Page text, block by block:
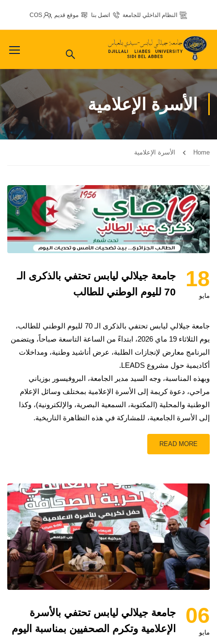
النظام الداخلي للجامعة اتصل بنا موقع قديم COS
الأسرة الإعلامية
Home الأسرة الإعلامية
18
مايو
جامعة جيلالي ليابس تحتفي بالذكرى الـ
70 لليوم الوطني للطالب
جامعة جيلالي ليابس تحتفي بالذكرى الـ 70 لليوم الوطني للطالب،
يوم الثلاثاء 19 ماي 2026، ابتداءً من الساعة التاسعة صباحاً، ويتضمن
البرنامج معارض لإنجازات الطلبة، عرض أناشيد وطنية، ومداخلات
أكاديمية حول مشروع LEADS.
وبهذه المناسبة، وجه السيد مدير الجامعة، البروفيسور بوزياني
مراحي، دعوة كريمة إلى الأسرة الإعلامية بمختلف وسائل الإعلام
الوطنية والمحلية (المكتوبة، السمعية البصرية، والإلكترونية)، وكذا
إلى الأسرة الجامعية، للمشاركة في هذه التظاهرة التاريخية.
READ MORE
06
مايو
جامعة جيلالي ليابس تحتفي بالأسرة
الإعلامية وتكرم الصحفيين بمناسبة اليوم